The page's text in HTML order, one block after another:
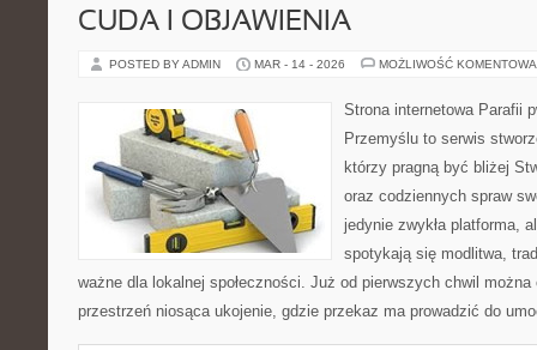
CUDA I OBJAWIENIA
POSTED BY ADMIN MAR - 14 - 2026 MOŻLIWOŚĆ
Strona internetowa Parafii
Przemyślu to serwis
którzy pragną być bliżej
oraz codziennych spraw
jedynie zwykła platforma,
spotykają się modlitwa,
ważne dla lokalnej społeczności. Już od pierwszych chwil
przestrzeń niosąca ukojenie, gdzie przekaz ma prowadzić do